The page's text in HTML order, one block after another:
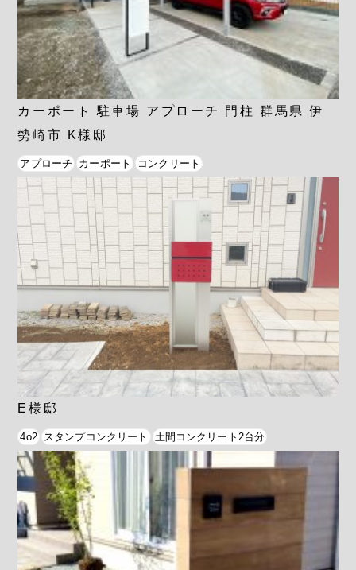
カーポート 駐車場 アプローチ 門柱 群馬県 伊
勢崎市 K様邸
アプローチ カーポート コンクリート
E様邸
4o2 スタンプコンクリート 土間コンクリート2台分